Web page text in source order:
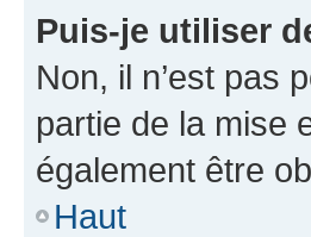
Puis-je utiliser
Non, il n’est pas
partie de la mise
également être
Haut